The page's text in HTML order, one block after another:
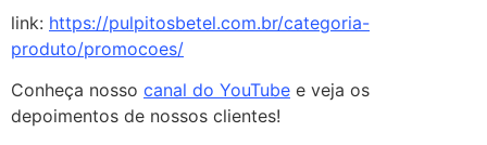
link: https://pulpitosbetel.com.br/categoria-
produto/promocoes/
Conheça nosso canal do YouTube e veja os
depoimentos de nossos clientes!